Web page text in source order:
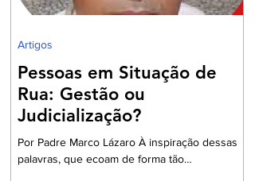
Pessoas em Situação de
Rua: Gestão ou
Judicialização?
Por Padre Marco Lázaro À inspiração dessas
palavras, que ecoam de forma tão
Artigos